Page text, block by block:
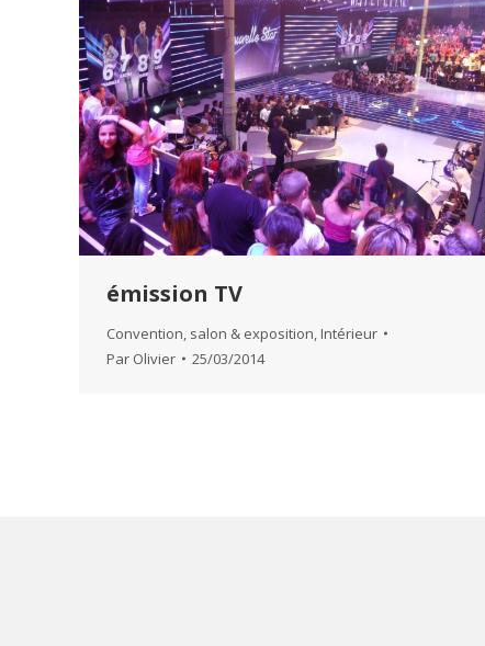
émission TV
Convention, salon & exposition, Intérieur
Par Olivier 25/03/2014